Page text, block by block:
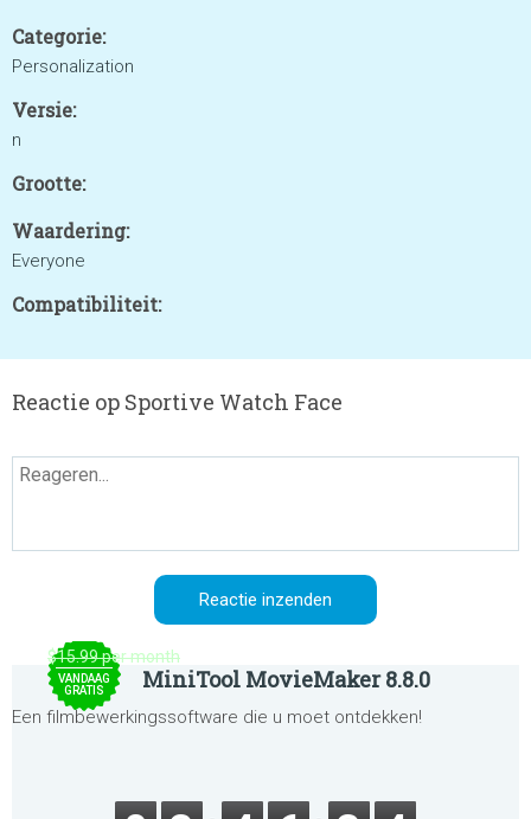
Categorie:
Personalization
Versie:
n
Grootte:
Waardering:
Everyone
Compatibiliteit:
Reactie op Sportive Watch Face
$15.99 per month
VANDAAG
GRATIS
MiniTool MovieMaker 8.8.0
Een filmbewerkingssoftware die u moet ontdekken!